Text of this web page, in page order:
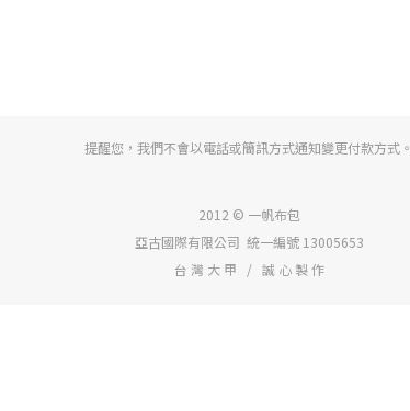
提醒您，我們不會以電話或簡訊方式通知變更付款方式。
2012 © 一帆布包
亞古國際有限公司 統一編號 13005653
台 灣 大 甲 / 誠 心 製 作